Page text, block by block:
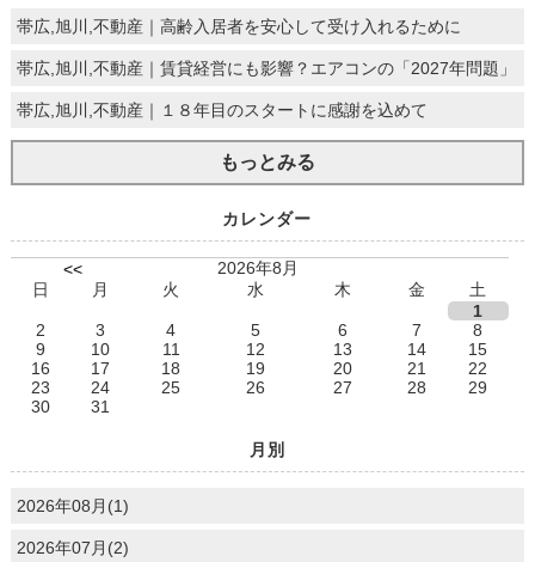
帯広,旭川,不動産｜高齢入居者を安心して受け入れるために
帯広,旭川,不動産｜賃貸経営にも影響？エアコンの「2027年問題」
帯広,旭川,不動産｜１８年目のスタートに感謝を込めて
もっとみる
カレンダー
<<
2026年8月
日
月 火 水 木 金
土
1
2
3 4 5 6 7
8
9
10 11 12 13 14
15
16
17 18 19 20 21
22
23
24 25 26 27 28
29
30
31
月別
2026年08月(1)
2026年07月(2)